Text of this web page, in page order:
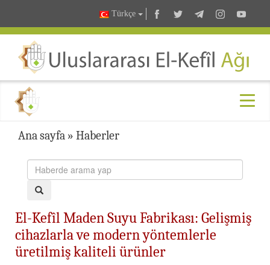
Türkçe
Ana sayfa » Haberler
El-Kefîl Maden Suyu Fabrikası: Gelişmiş
cihazlarla ve modern yöntemlerle
üretilmiş kaliteli ürünler